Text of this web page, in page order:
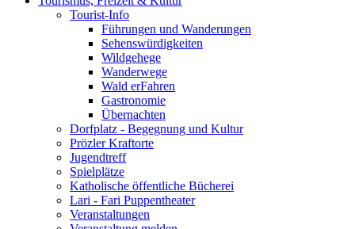
Tourist-Info
Führungen und Wanderungen
Sehenswürdigkeiten
Wildgehege
Wanderwege
Wald erFahren
Gastronomie
Übernachten
Dorfplatz - Begegnung und Kultur
Prözler Kraftorte
Jugendtreff
Spielplätze
Katholische öffentliche Bücherei
Lari - Fari Puppentheater
Veranstaltungen